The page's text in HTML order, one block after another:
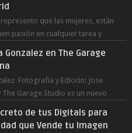
represento que las mujeres, están
pasión en cualquier tarea y
en The Garage
Fotografía y Edición: Jose
Garage Studio es un nuevo
de tus Digitals para
que Vende tu Imagen